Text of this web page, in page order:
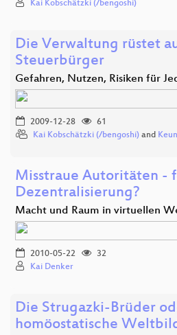
Kai Kobschätzki (/bengoshi)
Die Verwaltung rüstet
Steuerbürger
Gefahren, Nutzen, Risiken für
2009-12-28
61
Kai Kobschätzki (/bengoshi) and
Misstraue Autoritäten -
Dezentralisierung?
Macht und Raum in virtuellen
2010-05-22
32
Kai Denker
Die Strugazki-Brüder
homöostatische